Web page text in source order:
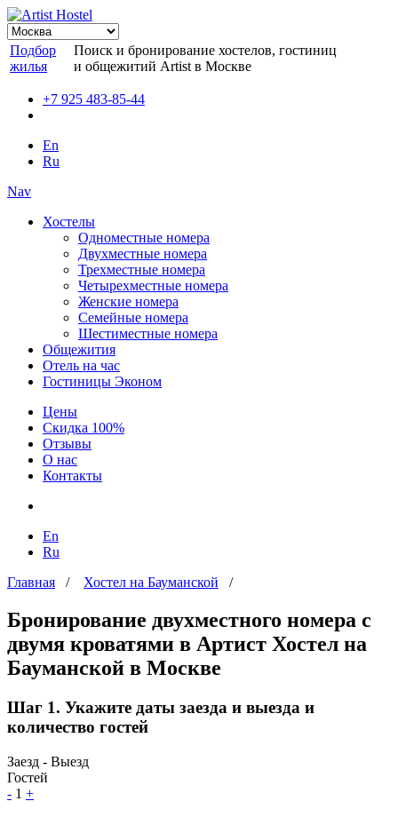
Подбор
жилья
Поиск и бронирование хостелов, гостиниц
и общежитий Artist в Москве
+7 925 483-85-44
En
Ru
Nav
Хостелы
Одноместные номера
Двухместные номера
Трехместные номера
Четырехместные номера
Женские номера
Семейные номера
Шестиместные номера
Общежития
Отель на час
Гостиницы Эконом
Цены
Скидка 100%
Отзывы
О нас
Контакты
En
Ru
Главная / Хостел на Бауманской /
Бронирование двухместного номера с
двумя кроватями в Артист Хостел на
Бауманской в Москве
Шаг 1. Укажите даты заезда и выезда и
количество гостей
Заезд - Выезд
Гостей
- 1 +